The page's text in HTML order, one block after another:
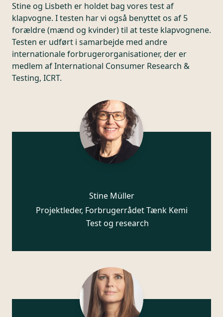
Stine og Lisbeth er holdet bag vores test af
klapvogne. I testen har vi også benyttet os af 5
forældre (mænd og kvinder) til at teste klapvognene.
Testen er udført i samarbejde med andre
internationale forbrugerorganisationer, der er
medlem af International Consumer Research &
Testing, ICRT.
Stine Müller
Projektleder, Forbrugerrådet Tænk Kemi
Test og research